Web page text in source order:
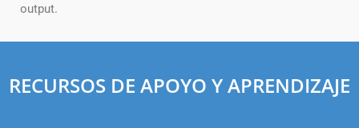
output.
RECURSOS DE APOYO Y APRENDIZAJE